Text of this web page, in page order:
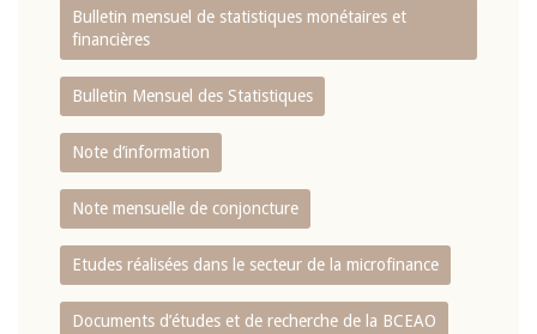
Bulletin mensuel de statistiques monétaires et
financières
Bulletin Mensuel des Statistiques
Note d’information
Note mensuelle de conjoncture
Etudes réalisées dans le secteur de la microfinance
Documents d’études et de recherche de la BCEAO